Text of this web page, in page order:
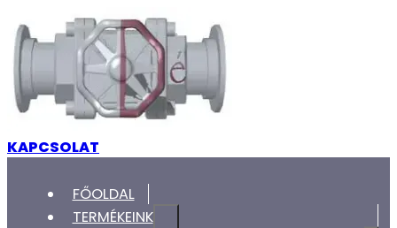
KAPCSOLAT
FŐOLDAL
TERMÉKEINK